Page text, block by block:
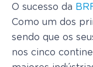
O sucesso da
Como um dos
sendo que os
nos cinco